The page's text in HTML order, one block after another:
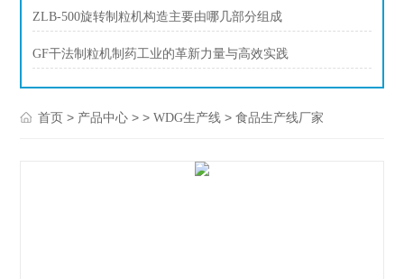
ZLB-500旋转制粒机构造主要由哪几部分组成
GF干法制粒机制药工业的革新力量与高效实践
首页 > 产品中心 > >WDG生产线 > 食品生产线厂家